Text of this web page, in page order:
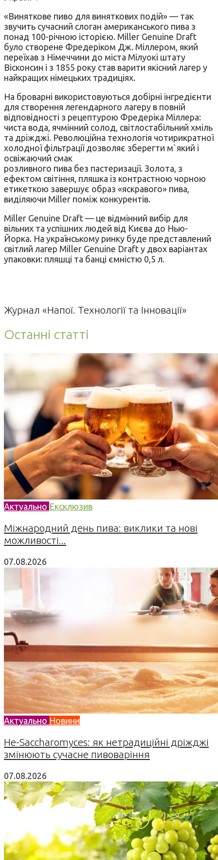
«Виняткове пиво для виняткових подій» — так
звучить сучасний слоган американського пива з
понад 100-річною історією. Miller Genuine Draft
було створене Фредеріком Дж. Міллером, який
переїхав з Німеччини до міста Мілуокі штату
Вісконсин і з 1855 року став варити якісний лагер у
найкращих німецьких традиціях.
На броварні використовуються добірні інгредієнти
для створення легендарного лагеру в повній
відповідності з рецептурою Фредеріка Міллера:
чиста вода, ячмінний солод, світлостабільний хміль
та дріжджі. Революційна технологія чотирикратної
холодної фільтрації дозволяє зберегти м`який і
освіжаючий смак
розливного пива без пастеризації. Золота, з
ефектом світіння, пляшка із контрастною чорною
етикеткою завершує образ «яскравого» пива,
виділяючи Miller поміж конкурентів.
Miller Genuine Draft — це відмінний вибір для
вільних та успішних людей від Києва до Нью-
Йорка. На українському ринку буде представлений
світлий лагер Miller Genuine Draft у двох варіантах
упаковки: пляшці та банці ємністю 0,5 л.
Журнал «Напої. Технології та Інновації»
Останні статті
Актуально Ексклюзив
Міжнародний день пива: виклики та нові
можливості...
07.08.2026
Актуально Новини
Не-Saccharomyces: як нетрадиційні дріжджі
змінюють сучасне пивоваріння
07.08.2026